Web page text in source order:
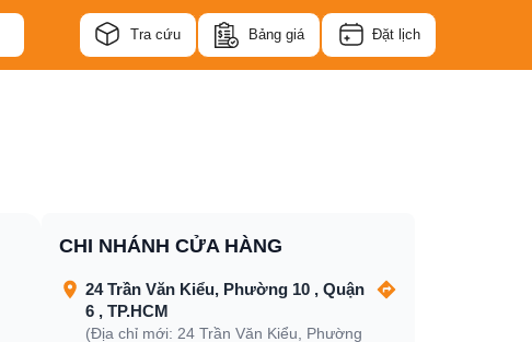
Tra cứu Bảng giá Đặt lịch
CHI NHÁNH CỬA HÀNG
24 Trần Văn Kiểu, Phường 10 , Quận
6 , TP.HCM
(Địa chỉ mới: 24 Trần Văn Kiểu, Phường